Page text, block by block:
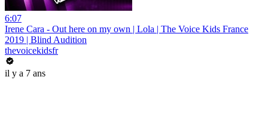
6:07
Irene Cara - Out here on my own | Lola | The Voice Kids France
2019 | Blind Audition
thevoicekidsfr
il y a 7 ans